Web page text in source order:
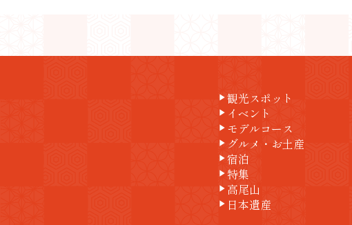
play_arrow観光スポット
play_arrow イベント
play_arrow モデルコース
play_arrow グルメ・お土産
play_arrow宿泊
play_arrow 特集
play_arrow 高尾山
play_arrow 日本遺産